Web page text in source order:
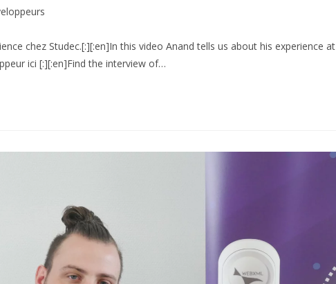
chez Studec.[:][:en]In this video Anand tells us about his experience at
ici [:][:en]Find the interview of…